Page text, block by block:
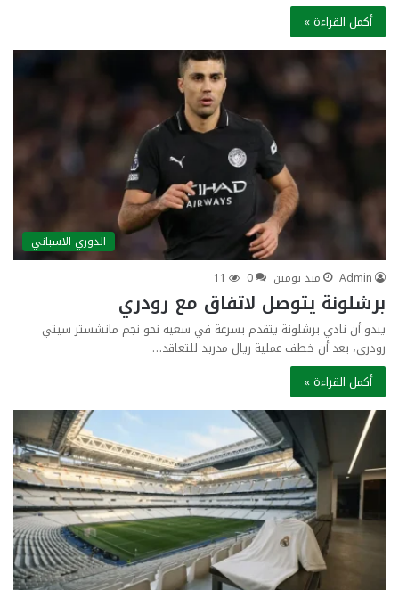
أكمل القراءة »
الدوري الاسباني
Admin
منذ يومين 0
11
برشلونة يتوصل لاتفاق مع رودري
يبدو أن نادي برشلونة يتقدم بسرعة في سعيه نحو نجم مانشستر سيتي
رودري، بعد أن خطف عملية ريال مدريد للتعاقد…
أكمل القراءة »